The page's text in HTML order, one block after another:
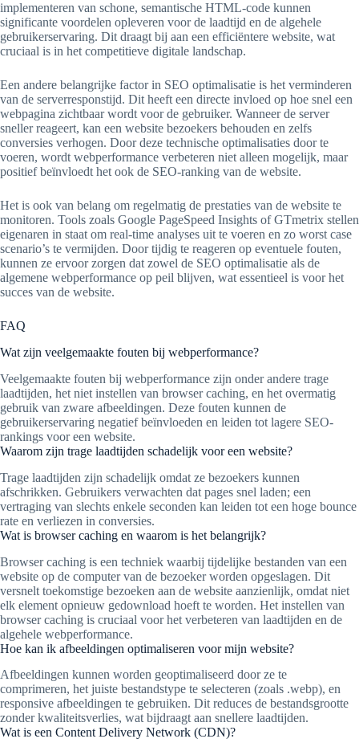
implementeren van schone, semantische HTML-code kunnen
significante voordelen opleveren voor de laadtijd en de algehele
gebruikerservaring. Dit draagt bij aan een efficiëntere website, wat
cruciaal is in het competitieve digitale landschap.
Een andere belangrijke factor in SEO optimalisatie is het verminderen
van de serverresponstijd. Dit heeft een directe invloed op hoe snel een
webpagina zichtbaar wordt voor de gebruiker. Wanneer de server
sneller reageert, kan een website bezoekers behouden en zelfs
conversies verhogen. Door deze technische optimalisaties door te
voeren, wordt webperformance verbeteren niet alleen mogelijk, maar
positief beïnvloedt het ook de SEO-ranking van de website.
Het is ook van belang om regelmatig de prestaties van de website te
monitoren. Tools zoals Google PageSpeed Insights of GTmetrix stellen
eigenaren in staat om real-time analyses uit te voeren en zo worst case
scenario’s te vermijden. Door tijdig te reageren op eventuele fouten,
kunnen ze ervoor zorgen dat zowel de SEO optimalisatie als de
algemene webperformance op peil blijven, wat essentieel is voor het
succes van de website.
FAQ
Wat zijn veelgemaakte fouten bij webperformance?
Veelgemaakte fouten bij webperformance zijn onder andere trage
laadtijden, het niet instellen van browser caching, en het overmatig
gebruik van zware afbeeldingen. Deze fouten kunnen de
gebruikerservaring negatief beïnvloeden en leiden tot lagere SEO-
rankings voor een website.
Waarom zijn trage laadtijden schadelijk voor een website?
Trage laadtijden zijn schadelijk omdat ze bezoekers kunnen
afschrikken. Gebruikers verwachten dat pages snel laden; een
vertraging van slechts enkele seconden kan leiden tot een hoge bounce
rate en verliezen in conversies.
Wat is browser caching en waarom is het belangrijk?
Browser caching is een techniek waarbij tijdelijke bestanden van een
website op de computer van de bezoeker worden opgeslagen. Dit
versnelt toekomstige bezoeken aan de website aanzienlijk, omdat niet
elk element opnieuw gedownload hoeft te worden. Het instellen van
browser caching is cruciaal voor het verbeteren van laadtijden en de
algehele webperformance.
Hoe kan ik afbeeldingen optimaliseren voor mijn website?
Afbeeldingen kunnen worden geoptimaliseerd door ze te
comprimeren, het juiste bestandstype te selecteren (zoals .webp), en
responsive afbeeldingen te gebruiken. Dit reduces de bestandsgrootte
zonder kwaliteitsverlies, wat bijdraagt aan snellere laadtijden.
Wat is een Content Delivery Network (CDN)?